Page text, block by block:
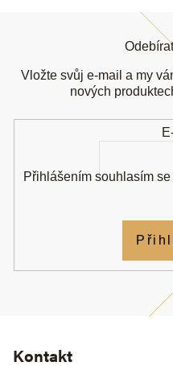
Kontakt
Vložte svůj e-mail a my
nových
Přihlášením souhlasím se